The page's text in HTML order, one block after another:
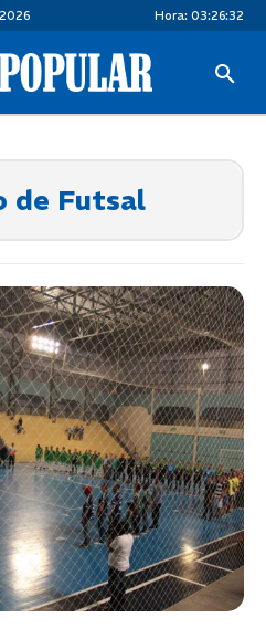
Hora: 03:26:32
de Futsal